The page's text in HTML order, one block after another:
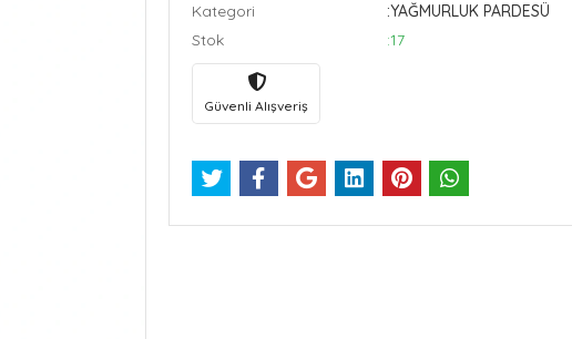
Kategori
:YAĞMURLUK PARDESÜ
Stok
:17
Güvenli Alışveriş